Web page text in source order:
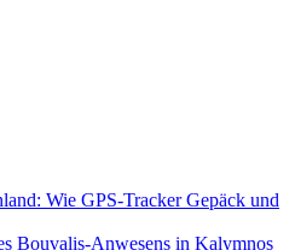
Wie GPS-Tracker Gepäck und
Bouvalis-Anwesens in Kalymnos